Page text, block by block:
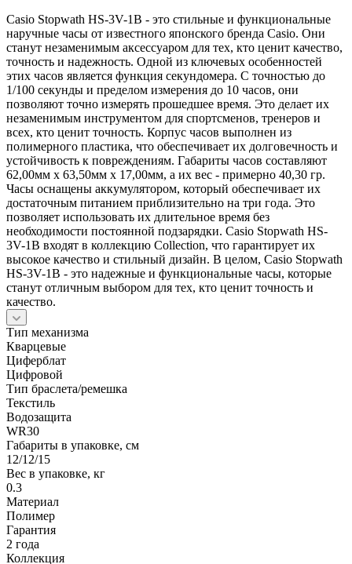
Casio Stopwath HS-3V-1B - это стильные и функциональные
наручные часы от известного японского бренда Casio. Они
станут незаменимым аксессуаром для тех, кто ценит качество,
точность и надежность. Одной из ключевых особенностей
этих часов является функция секундомера. С точностью до
1/100 секунды и пределом измерения до 10 часов, они
позволяют точно измерять прошедшее время. Это делает их
незаменимым инструментом для спортсменов, тренеров и
всех, кто ценит точность. Корпус часов выполнен из
полимерного пластика, что обеспечивает их долговечность и
устойчивость к повреждениям. Габариты часов составляют
62,00мм x 63,50мм x 17,00мм, а их вес - примерно 40,30 гр.
Часы оснащены аккумулятором, который обеспечивает их
достаточным питанием приблизительно на три года. Это
позволяет использовать их длительное время без
необходимости постоянной подзарядки. Casio Stopwath HS-
3V-1B входят в коллекцию Collection, что гарантирует их
высокое качество и стильный дизайн. В целом, Casio Stopwath
HS-3V-1B - это надежные и функциональные часы, которые
станут отличным выбором для тех, кто ценит точность и
качество.
Тип механизма
Кварцевые
Циферблат
Цифровой
Тип браслета/ремешка
Текстиль
Водозащита
WR30
Габариты в упаковке, см
12/12/15
Вес в упаковке, кг
0.3
Материал
Полимер
Гарантия
2 года
Коллекция